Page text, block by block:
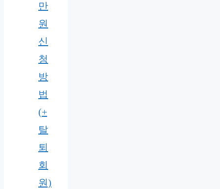
만
원
신
청
방
법
(+
탈
퇴
회
원)